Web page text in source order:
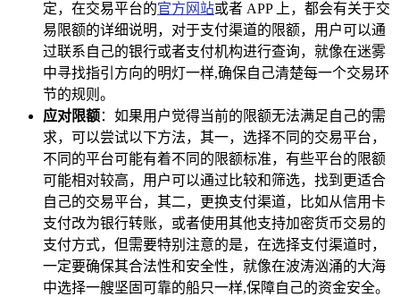
定，在交易平台的官方网站或者 APP 上，都会有关于交
易限额的详细说明，对于支付渠道的限额，用户可以通
过联系自己的银行或者支付机构进行查询，就像在迷雾
中寻找指引方向的明灯一样,确保自己清楚每一个交易环
节的规则。
应对限额：如果用户觉得当前的限额无法满足自己的需
求，可以尝试以下方法，其一，选择不同的交易平台，
不同的平台可能有着不同的限额标准，有些平台的限额
可能相对较高，用户可以通过比较和筛选，找到更适合
自己的交易平台，其二，更换支付渠道，比如从信用卡
支付改为银行转账，或者使用其他支持加密货币交易的
支付方式，但需要特别注意的是，在选择支付渠道时，
一定要确保其合法性和安全性，就像在波涛汹涌的大海
中选择一艘坚固可靠的船只一样,保障自己的资金安全。